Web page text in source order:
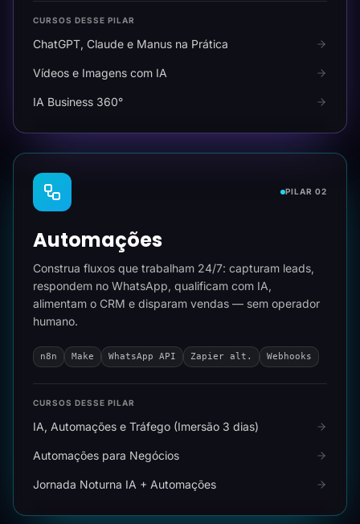
CURSOS DESSE PILAR
ChatGPT, Claude e Manus na Prática
Vídeos e Imagens com IA
IA Business 360°
PILAR 02
Automações
Construa fluxos que trabalham 24/7: capturam leads,
respondem no WhatsApp, qualificam com IA,
alimentam o CRM e disparam vendas — sem operador
humano.
n8n Make WhatsApp API Zapier alt. Webhooks
CURSOS DESSE PILAR
IA, Automações e Tráfego (Imersão 3 dias)
Automações para Negócios
Jornada Noturna IA + Automações